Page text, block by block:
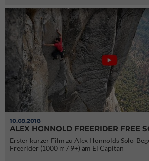
10.08.2018
ALEX HONNOLD FREERIDER FREE
Erster kurzer Film zu Alex Honnolds Solo-
Freerider (1000 m / 9+) am El Capitan